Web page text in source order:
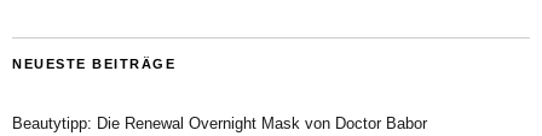
NEUESTE BEITRÄGE
Beautytipp: Die Renewal Overnight Mask von Doctor Babor